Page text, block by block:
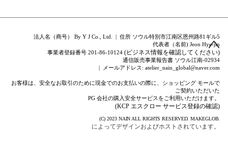
法人名（商号） By Y J Co., Ltd. | 住所 ソウル特別市江南区恩州路81ギル5
代表者（名前) Jeon Hye-jin
事業者登録番号 201-86-10124(ビジネス情報を確認してください)
通信販売事業報告書 ソウル江南-02934
| メールアドレス: atelier_nain_global@naver.com
お客様は、安全なお取引のために現金でのお支払いの際に、ショッピング モールで
ご契約いただいた
PG 会社の購入安全サービスをご利用いただけます。
(KCP エスクロー サービス登録の確認)
(C) 2023 NAIN ALL RIGHTS RESERVED.MAKEGLOB.
によってデザインおよびホストされています。